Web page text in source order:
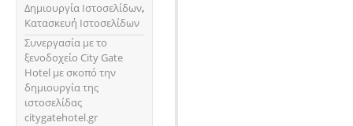
Δημιουργία Ιστοσελίδων,
Κατασκευή Ιστοσελίδων
Συνεργασία με τo
ξενοδοχείο City Gate
Hotel με σκοπό την
δημιουργία της
ιστοσελίδας
citygatehotel.gr